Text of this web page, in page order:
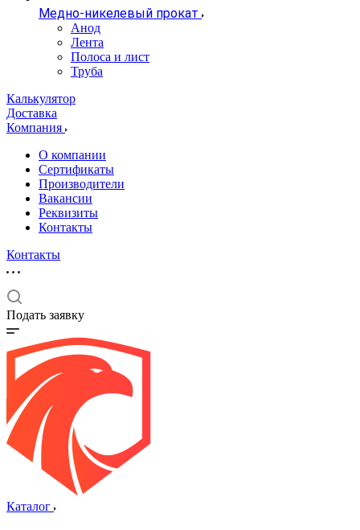
Медно-никелевый прокат
Анод
Лента
Полоса и лист
Труба
Калькулятор
Доставка
Компания
О компании
Сертификаты
Производители
Вакансии
Реквизиты
Контакты
Контакты
Подать заявку
Каталог